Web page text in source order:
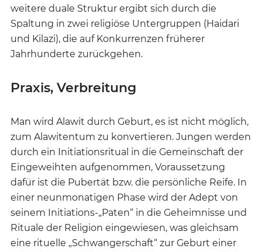
weitere duale Struktur ergibt sich durch die
Spaltung in zwei religiöse Untergruppen (Haidari
und Kilazi), die auf Konkurrenzen früherer
Jahrhunderte zurückgehen.
Praxis, Verbreitung
Man wird Alawit durch Geburt, es ist nicht möglich,
zum Alawitentum zu konvertieren. Jungen werden
durch ein Initiationsritual in die Gemeinschaft der
Eingeweihten aufgenommen, Voraussetzung
dafür ist die Pubertät bzw. die persönliche Reife. In
einer neunmonatigen Phase wird der Adept von
seinem Initiations-„Paten“ in die Geheimnisse und
Rituale der Religion eingewiesen, was gleichsam
eine rituelle „Schwangerschaft“ zur Geburt einer